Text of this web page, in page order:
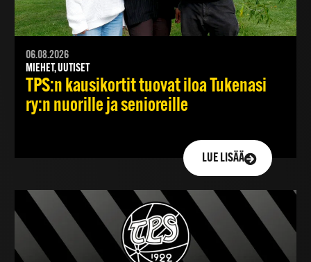
06.08.2026
MIEHET, UUTISET
TPS:n kausikortit tuovat iloa Tukenasi
ry:n nuorille ja senioreille
LUE LISÄÄ